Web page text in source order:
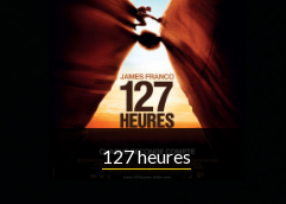
127 heures